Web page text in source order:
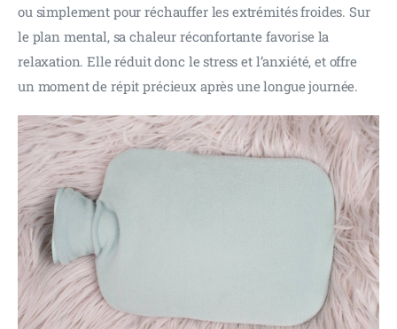
ou simplement pour réchauffer les extrémités froides. Sur
le plan mental, sa chaleur réconfortante favorise la
relaxation. Elle réduit donc le stress et l’anxiété, et offre
un moment de répit précieux après une longue journée.